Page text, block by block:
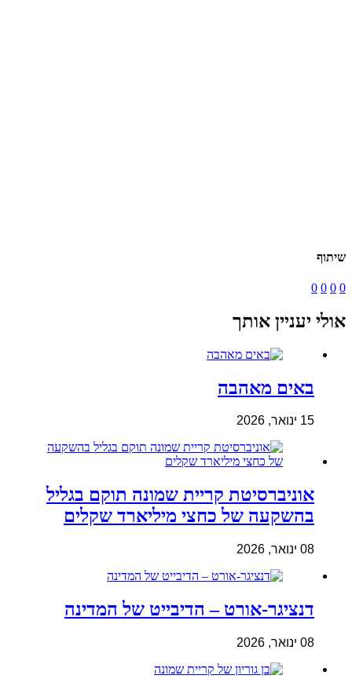
שיתוף
0
0
0
0
אולי יעניין אותך
באים מאהבה
15 ינואר, 2026
אוניברסיטת קריית שמונה תוקם בגליל
בהשקעה של כחצי מיליארד שקלים
08 ינואר, 2026
דנציגר-אורט – הדיבייט של המדינה
08 ינואר, 2026